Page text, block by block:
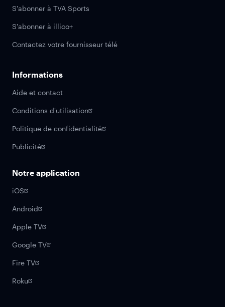
S'abonner à TVA Sports
S'abonner à illico+
Contactez votre fournisseur télé
Informations
Aide et contact
Conditions d'utilisation
Politique de confidentialité
Publicité
Notre application
iOS
Android
Apple TV
Google TV
Fire TV
Roku